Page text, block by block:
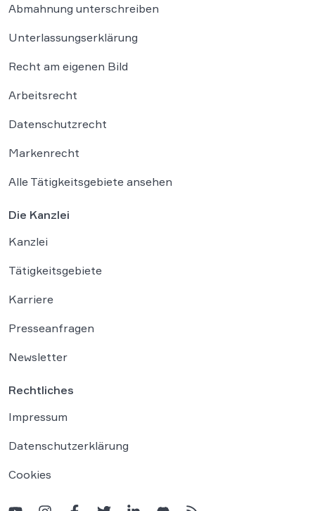
Abmahnung unterschreiben
Unterlassungserklärung
Recht am eigenen Bild
Arbeitsrecht
Datenschutzrecht
Markenrecht
Alle Tätigkeitsgebiete ansehen
Die Kanzlei
Kanzlei
Tätigkeitsgebiete
Karriere
Presseanfragen
Newsletter
Rechtliches
Impressum
Datenschutzerklärung
Cookies